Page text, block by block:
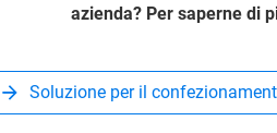
azienda? Per saperne di
Soluzione per il